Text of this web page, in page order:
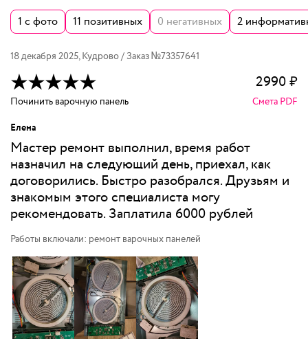
1 с фото 11 позитивных 0 негативных 2
18 декабря 2025,Кудрово/ Заказ №73357641
2990₽
Починить варочную панель
Смета PDF
Елена
Мастер ремонт выполнил, время работ
назначил на следующий день, приехал, как
договорились. Быстро разобрался. Друзьям и
знакомым этого специалиста могу
рекомендовать. Заплатила 6000 рублей
Работы включали: ремонт варочных панелей